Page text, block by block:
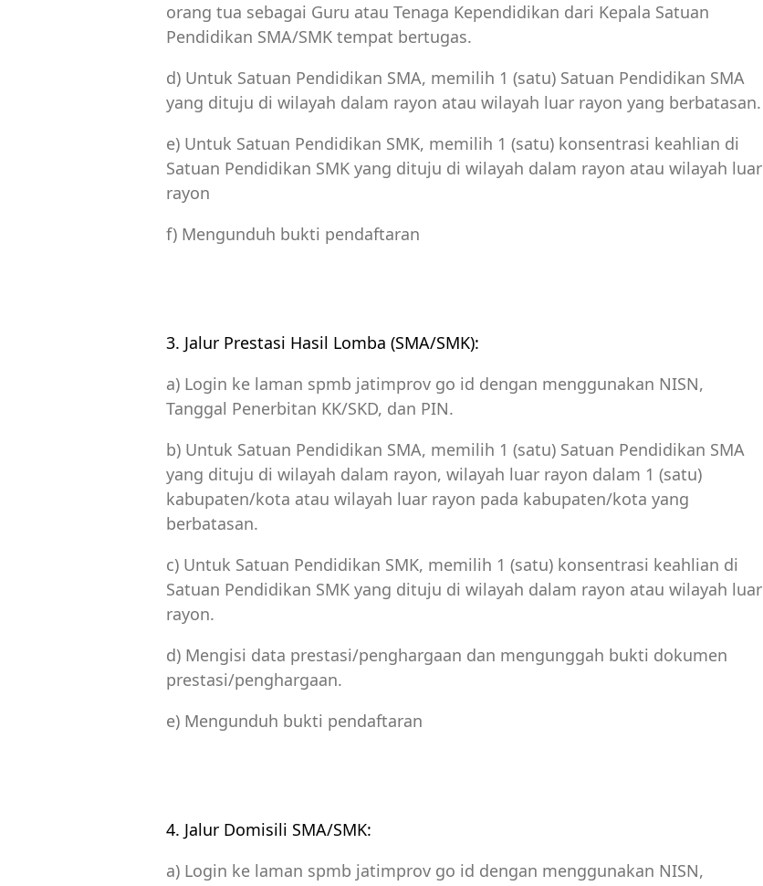
orang tua sebagai Guru atau Tenaga Kependidikan dari Kepala Satuan
Pendidikan SMA/SMK tempat bertugas.
d) Untuk Satuan Pendidikan SMA, memilih 1 (satu) Satuan Pendidikan SMA
yang dituju di wilayah dalam rayon atau wilayah luar rayon yang berbatasan.
e) Untuk Satuan Pendidikan SMK, memilih 1 (satu) konsentrasi keahlian di
Satuan Pendidikan SMK yang dituju di wilayah dalam rayon atau wilayah luar
rayon
f) Mengunduh bukti pendaftaran
3. Jalur Prestasi Hasil Lomba (SMA/SMK):
a) Login ke laman spmb jatimprov go id dengan menggunakan NISN,
Tanggal Penerbitan KK/SKD, dan PIN.
b) Untuk Satuan Pendidikan SMA, memilih 1 (satu) Satuan Pendidikan SMA
yang dituju di wilayah dalam rayon, wilayah luar rayon dalam 1 (satu)
kabupaten/kota atau wilayah luar rayon pada kabupaten/kota yang
berbatasan.
c) Untuk Satuan Pendidikan SMK, memilih 1 (satu) konsentrasi keahlian di
Satuan Pendidikan SMK yang dituju di wilayah dalam rayon atau wilayah luar
rayon.
d) Mengisi data prestasi/penghargaan dan mengunggah bukti dokumen
prestasi/penghargaan.
e) Mengunduh bukti pendaftaran
4. Jalur Domisili SMA/SMK:
a) Login ke laman spmb jatimprov go id dengan menggunakan NISN,